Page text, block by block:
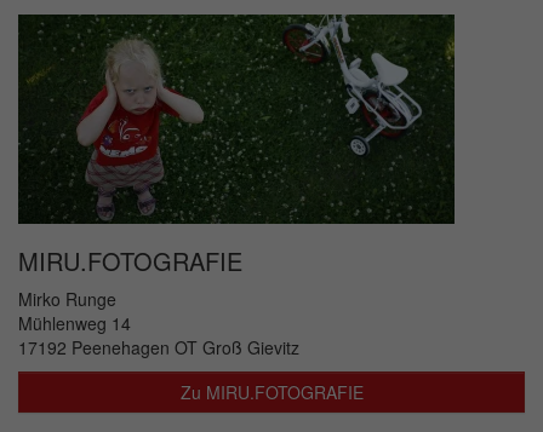
MIRU.FOTOGRAFIE
Mirko Runge
Mühlenweg 14
17192 Peenehagen OT Groß Gievitz
Zu MIRU.FOTOGRAFIE